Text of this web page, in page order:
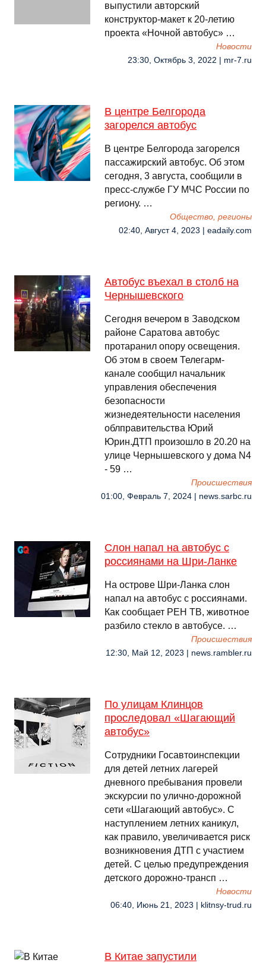
выпустили авторский
конструктор-макет к 20-летию
проекта «Ночной автобус» …
Новости
23:30, Октябрь 3, 2022 | mr-7.ru
В центре Белгорода
загорелся автобус
В центре Белгорода загорелся
пассажирский автобус. Об этом
сегодня, 3 августа, сообщили в
пресс-службе ГУ МЧС России по
региону. …
Общество, регионы
02:40, Август 4, 2023 | eadaily.com
Автобус въехал в столб на
Чернышевского
Сегодня вечером в Заводском
районе Саратова автобус
протаранил опору освещения.
Об этом в своем Телегарм-
канале сообщил начальник
управления обеспечения
безопасности
жизнедеятельности населения
облправительства Юрий
Юрин.ДТП произошло в 20.20 на
улице Чернышевского у дома N4
- 59 …
Происшествия
01:00, Февраль 7, 2024 | news.sarbc.ru
Слон напал на автобус с
россиянами на Шри-Ланке
На острове Шри-Ланка слон
напал на автобус с россиянами.
Как сообщает РЕН ТВ, животное
разбило стекло в автобусе. …
Происшествия
12:30, Май 12, 2023 | news.rambler.ru
По улицам Клинцов
проследовал «Шагающий
автобус»
Сотрудники Госавтоинспекции
для детей летних лагерей
дневного пребывания провели
экскурсии по улично-дорожной
сети «Шагающий автобус». С
наступлением летних каникул,
как правило, увеличивается риск
возникновения ДТП с участием
детей. С целью предупреждения
детского дорожно-трансп …
Новости
06:40, Июнь 21, 2023 | klitnsy-trud.ru
В Китае запустили